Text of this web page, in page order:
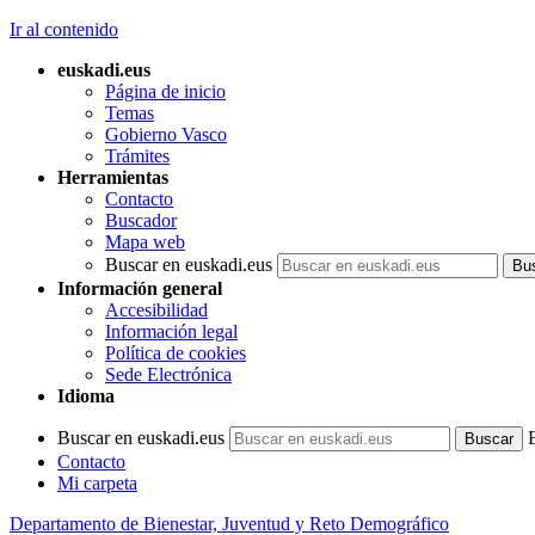
Ir al contenido
euskadi.eus
Página de inicio
Temas
Gobierno Vasco
Trámites
Herramientas
Contacto
Buscador
Mapa web
Buscar en euskadi.eus
Información general
Accesibilidad
Información legal
Política de cookies
Sede Electrónica
Idioma
Buscar en euskadi.eus
Contacto
Mi carpeta
Departamento de Bienestar, Juventud y Reto Demográfico